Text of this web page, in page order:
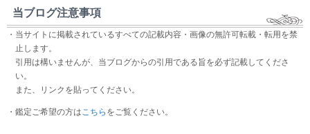
当ブログ注意事項
・当サイトに掲載されているすべての記載内容・画像の無許可転載・転用を禁
止します。
引用は構いませんが、当ブログからの引用である旨を必ず記載してくださ
い。
また、リンクを貼ってください。
・鑑定ご希望の方はこちら をご覧ください。